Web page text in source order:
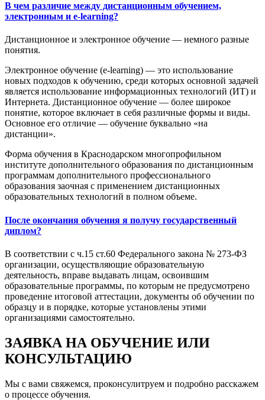
В чем различие между дистанционным обучением,
электронным и e-learning?
Дистанционное и электронное обучение — немного разные
понятия.
Электронное обучение (e-learning) — это использование
новых подходов к обучению, среди которых основной задачей
является использование информационных технологий (ИТ) и
Интернета. Дистанционное обучение — более широкое
понятие, которое включает в себя различные формы и виды.
Основное его отличие — обучение буквально «на
дистанции».
Форма обучения в Краснодарском многопрофильном
институте дополнительного образования по дистанционным
программам дополнительного профессионального
образования заочная с применением дистанционных
образовательных технологий в полном объеме.
После окончания обучения я получу государственный
диплом?
В соответствии с ч.15 ст.60 Федерального закона № 273-ФЗ
организации, осуществляющие образовательную
деятельность, вправе выдавать лицам, освоившим
образовательные программы, по которым не предусмотрено
проведение итоговой аттестации, документы об обучении по
образцу и в порядке, которые установлены этими
организациями самостоятельно.
ЗАЯВКА НА ОБУЧЕНИЕ ИЛИ
КОНСУЛЬТАЦИЮ
Мы с вами свяжемся, проконсулитруем и подробно расскажем
о процессе обучения.